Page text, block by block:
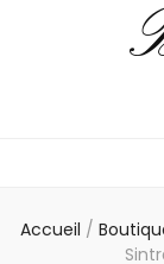
Accueil /